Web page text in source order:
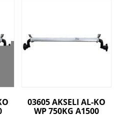
03605 AKSELI AL-KO
WP 750KG A1500